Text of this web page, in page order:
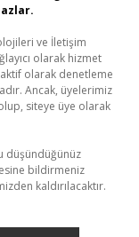
ve İletişim
olarak hizmet
olarak denetleme
Ancak, üyelerimiz
siteye üye olarak
düşündüğünüz
bildirmeniz
kaldırılacaktır.